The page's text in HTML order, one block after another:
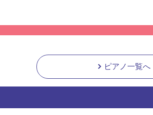
ピアノ一覧へ